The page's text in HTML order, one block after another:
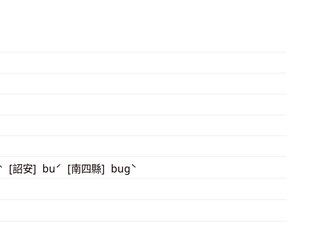
[詔安] buˊ [南四縣] bugˋ